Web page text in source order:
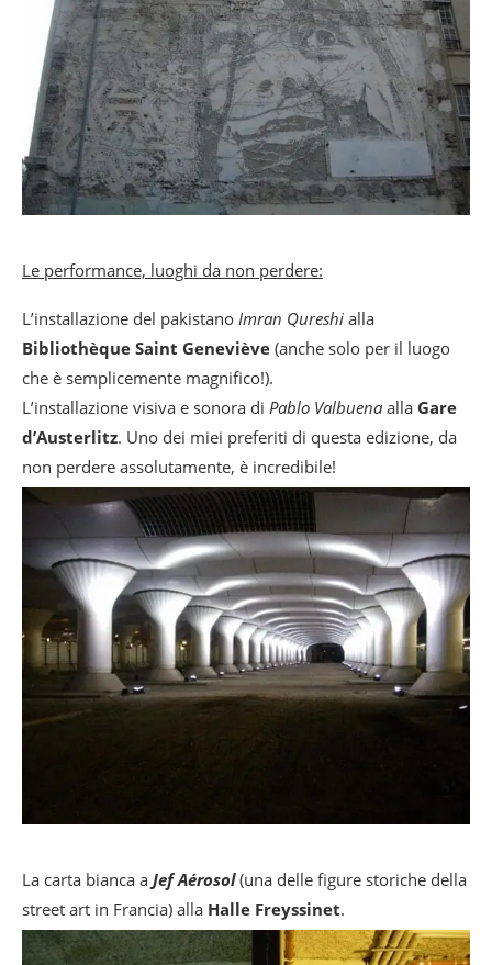
Le performance, luoghi da non perdere:
L’installazione del pakistano Imran Qureshi alla
Bibliothèque Saint Geneviève (anche solo per il luogo
che è semplicemente magnifico!).
L’installazione visiva e sonora di Pablo Valbuena alla Gare
d’Austerlitz. Uno dei miei preferiti di questa edizione, da
non perdere assolutamente, è incredibile!
La carta bianca a Jef Aérosol(una delle figure storiche della
street art in Francia) alla Halle Freyssinet.